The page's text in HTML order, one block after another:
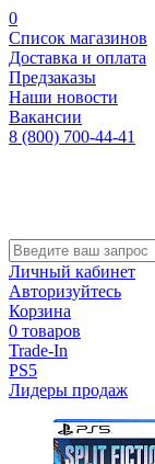
0
Список магазинов
Доставка и оплата
Предзаказы
Наши новости
Вакансии
8 (800) 700-44-41
Личный кабинет
Авторизуйтесь
Корзина
0 товаров
Trade-In
PS5
Лидеры продаж